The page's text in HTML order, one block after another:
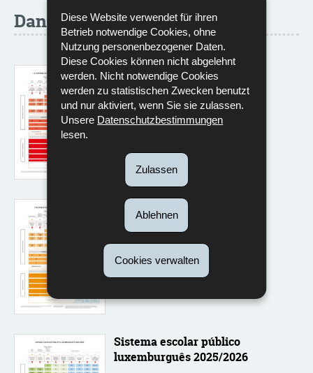
Diese Website verwendet für ihren
Betrieb notwendige Cookies, ohne
Nutzung personenbezogener Daten.
Diese Cookies können nicht abgelehnt
werden. Nicht notwendige Cookies
werden zu statistischen Zwecken benutzt
und nur aktiviert, wenn Sie sie zulassen.
Unsere Datenschutzbestimmungen
lesen.
Zulassen
Ablehnen
Cookies verwalten
Dans d'autres langues
Le système scolaire public
luxembourgeois 2025/2026
Langue :Französisch
Pdf - 104 Ko - 1 page(s)
Télécharger
The Public School System in
Luxembourg 2025/2026
Langue :Englisch
Pdf - 111 Ko - 1 page(s)
Sistema escolar público
luxemburguês 2025/2026